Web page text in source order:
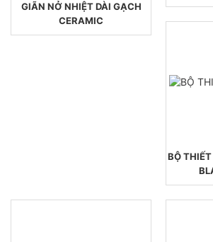
GIÃN NỞ NHIỆT DÀI GẠCH
CERAMIC
BỘ